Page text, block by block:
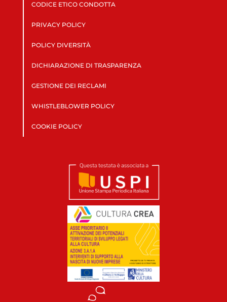
CODICE ETICO CONDOTTA
PRIVACY POLICY
POLICY DIVERSITÀ
DICHIARAZIONE DI TRASPARENZA
GESTIONE DEI RECLAMI
WHISTLEBLOWER POLICY
COOKIE POLICY